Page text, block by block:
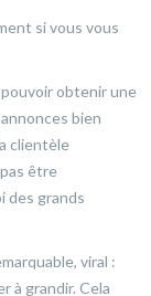
si vous vous
pouvoir obtenir une
bien
clientèle
être
des grands
viral :
à grandir. Cela